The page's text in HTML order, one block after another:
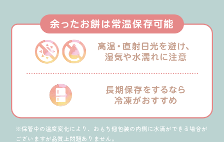
※保管中の温度変化により、おもち個包装の内側に水滴ができる場合が
ございますが品質上問題ありません。